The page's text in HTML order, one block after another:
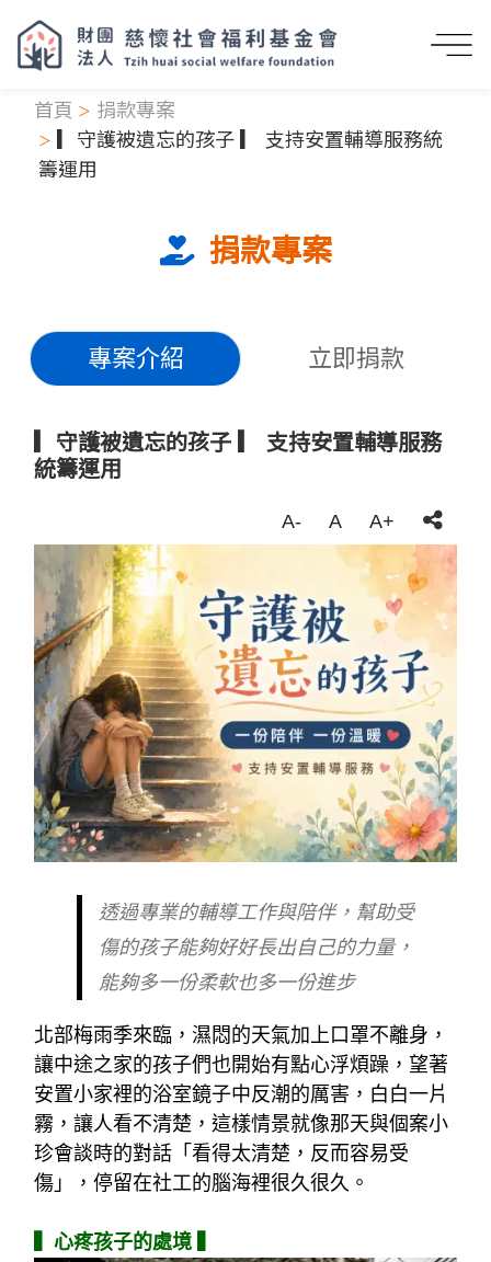
首頁
捐款專案
▎守護被遺忘的孩子 ▎ 支持安置輔導服務統
籌運用
捐款專案
專案介紹 立即捐款
▎守護被遺忘的孩子 ▎ 支持安置輔導服務
統籌運用
A- A A+
透過專業的輔導工作與陪伴，幫助受
傷的孩子能夠好好長出自己的力量，
能夠多一份柔軟也多一份進步
北部梅雨季來臨，濕悶的天氣加上口罩不離身，
讓中途之家的孩子們也開始有點心浮煩躁，望著
安置小家裡的浴室鏡子中反潮的厲害，白白一片
霧，讓人看不清楚，這樣情景就像那天與個案小
珍會談時的對話「看得太清楚，反而容易受
傷」，停留在社工的腦海裡很久很久。
▍心疼孩子的處境 ▍